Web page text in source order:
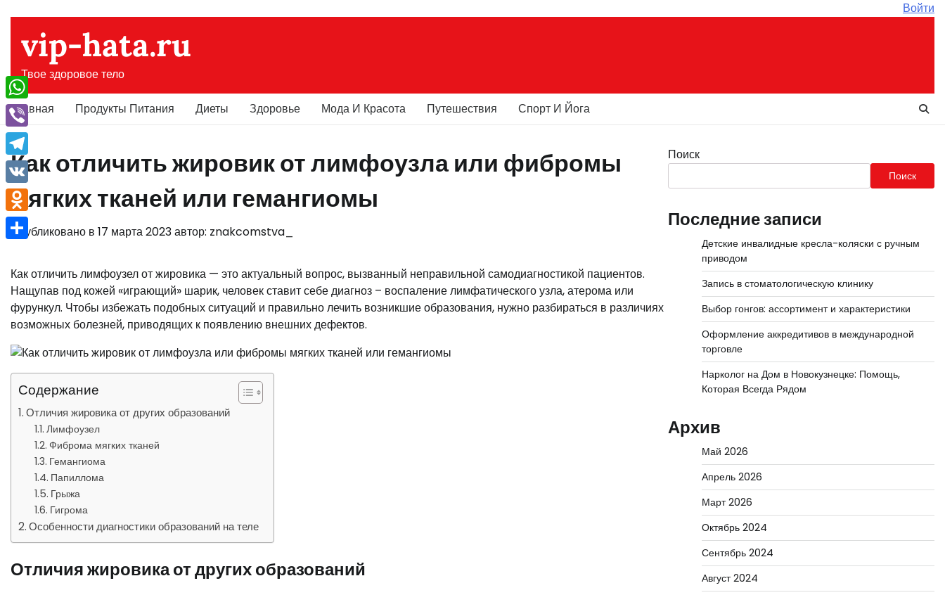
содержимому
Войти
vip-hata.ru
Твое здоровое тело
Главная Продукты Питания Диеты Здоровье Мода И Красота Путешествия Спорт И Йога
Как отличить жировик от лимфоузла или фибромы
мягких тканей или гемангиомы
Опубликовано в 17 марта 2023автор: znakcomstva_
Как отличить лимфоузел от жировика — это актуальный вопрос, вызванный неправильной самодиагностикой пациентов.
Нащупав под кожей «играющий» шарик, человек ставит себе диагноз – воспаление лимфатического узла, атерома или
фурункул. Чтобы избежать подобных ситуаций и правильно лечить возникшие образования, нужно разбираться в различиях
возможных болезней, приводящих к появлению внешних дефектов.
Содержание
Отличия жировика от других образований
Лимфоузел
Фиброма мягких тканей
Гемангиома
Папиллома
Грыжа
Гигрома
Особенности диагностики образований на теле
Отличия жировика от других образований
Поиск
Поиск
Последние записи
Детские инвалидные кресла-коляски с ручным
приводом
Запись в стоматологическую клинику
Выбор гонгов: ассортимент и характеристики
Оформление аккредитивов в международной
торговле
Нарколог на Дом в Новокузнецке: Помощь,
Которая Всегда Рядом
Архив
Май 2026
Апрель 2026
Март 2026
Октябрь 2024
Сентябрь 2024
Август 2024
WhatsApp
Viber
Telegram
VK
Odnoklassniki